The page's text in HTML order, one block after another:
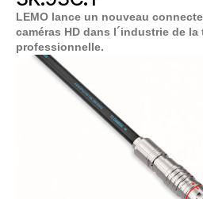
LEMO lance un nouveau
caméras HD dans l´industrie de
professionnelle.